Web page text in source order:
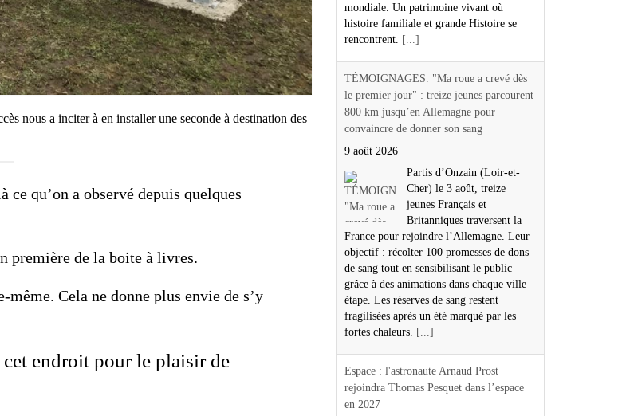
nous a inciter à en installer une seconde à destination des
ce qu’on a observé depuis quelques
première de la boite à livres.
même. Cela ne donne plus envie de s’y
endroit pour le plaisir de
mondiale. Un patrimoine vivant où
histoire familiale et grande Histoire se
rencontrent.
[...]
TÉMOIGNAGES. "Ma roue a crevé dès
le premier jour" : treize jeunes parcourent
800 km jusqu’en Allemagne pour
convaincre de donner son sang
9 août 2026
Partis d’Onzain (Loir-et-
Cher) le 3 août, treize
jeunes Français et
Britanniques traversent la
France pour rejoindre l’Allemagne. Leur
objectif : récolter 100 promesses de dons
de sang tout en sensibilisant le public
grâce à des animations dans chaque ville
étape. Les réserves de sang restent
fragilisées après un été marqué par les
fortes chaleurs.
[...]
Espace : l'astronaute Arnaud Prost
rejoindra Thomas Pesquet dans l’espace
en 2027